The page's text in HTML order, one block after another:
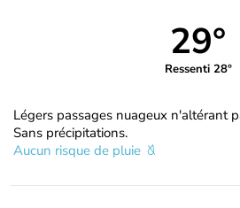
29°
Ressenti 28°
Légers passages nuageux n'altérant
Sans précipitations.
Aucun risque de pluie